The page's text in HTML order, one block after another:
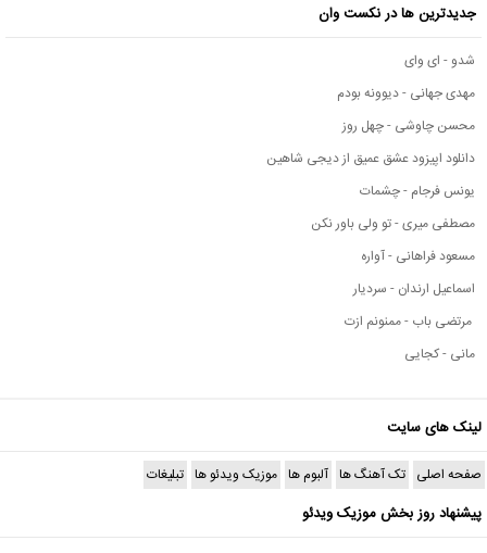
جدیدترین ها در نکست وان
شدو - ای وای
مهدی جهانی - دیوونه بودم
محسن چاوشی - چهل روز
دانلود اپیزود عشق عمیق از دیجی شاهین
یونس فرجام - چشمات
مصطفی میری - تو ولی باور نکن
مسعود فراهانی - آواره
اسماعیل ارندان - سردیار
مرتضی باب - ممنونم ازت
مانی - کجایی
لینک های سایت
صفحه اصلی تک آهنگ ها آلبوم ها موزیک ویدئو ها تبلیغات
پیشنهاد روز بخش موزیک ویدئو